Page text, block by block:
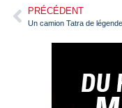
PRÉCÉDENT